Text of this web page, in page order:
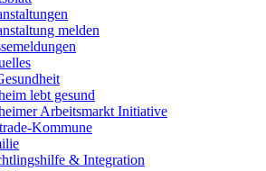
melden
lebt gesund
Arbeitsmarkt Initiative
Kommune
& Integration